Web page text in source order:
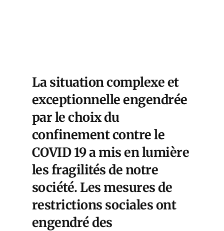
La situation complexe et
exceptionnelle engendrée
par le choix du
confinement contre le
COVID 19 a mis en lumière
les fragilités de notre
société. Les mesures de
restrictions sociales ont
engendré des